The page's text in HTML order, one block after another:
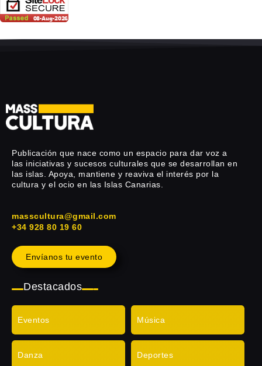
Publicación que nace como un espacio para dar voz a
las iniciativas y sucesos culturales que se desarrollan en
las islas. Apoya, mantiene y reaviva el interés por la
cultura y el ocio en las Islas Canarias.
masscultura@gmail.com
+34 928 80 19 60
Envíanos tu evento
Destacados
Eventos Música
Danza Deportes